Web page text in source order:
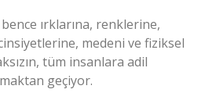
bence ırklarına, renklerine,
medeni ve fiziksel
tüm insanlara adil
geçiyor.